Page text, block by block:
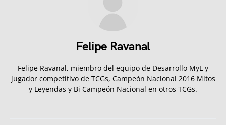
Felipe Ravanal
Felipe Ravanal, miembro del equipo de Desarrollo MyL y
jugador competitivo de TCGs, Campeón Nacional 2016 Mitos
y Leyendas y Bi Campeón Nacional en otros TCGs.